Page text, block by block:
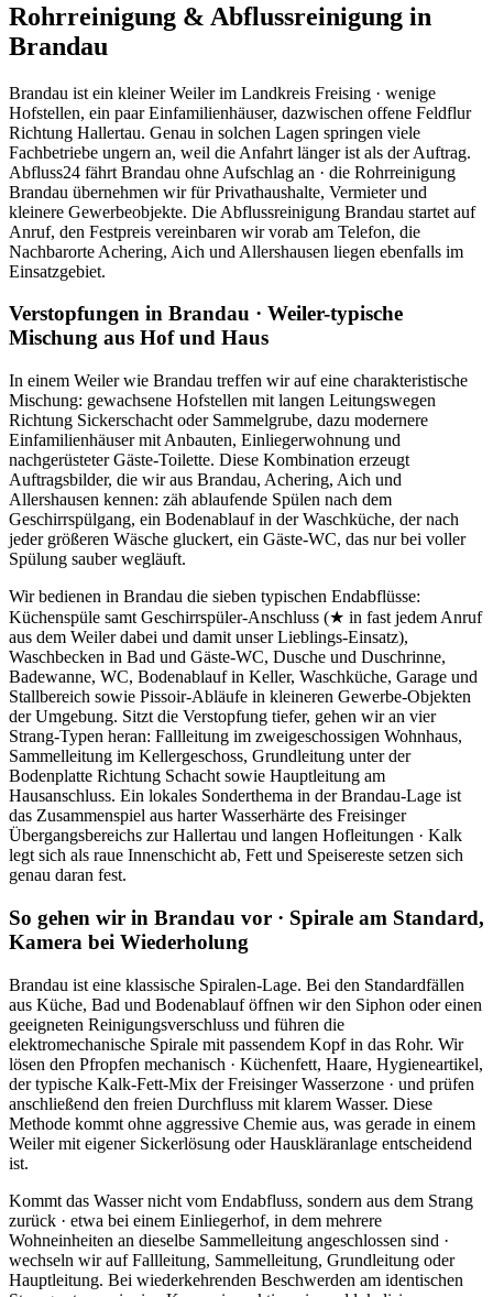
Rohrreinigung & Abflussreinigung in
Brandau
Brandau ist ein kleiner Weiler im Landkreis Freising · wenige
Hofstellen, ein paar Einfamilienhäuser, dazwischen offene Feldflur
Richtung Hallertau. Genau in solchen Lagen springen viele
Fachbetriebe ungern an, weil die Anfahrt länger ist als der Auftrag.
Abfluss24 fährt Brandau ohne Aufschlag an · die Rohrreinigung
Brandau übernehmen wir für Privathaushalte, Vermieter und
kleinere Gewerbeobjekte. Die Abflussreinigung Brandau startet auf
Anruf, den Festpreis vereinbaren wir vorab am Telefon, die
Nachbarorte Achering, Aich und Allershausen liegen ebenfalls im
Einsatzgebiet.
Verstopfungen in Brandau · Weiler-typische
Mischung aus Hof und Haus
In einem Weiler wie Brandau treffen wir auf eine charakteristische
Mischung: gewachsene Hofstellen mit langen Leitungswegen
Richtung Sickerschacht oder Sammelgrube, dazu modernere
Einfamilienhäuser mit Anbauten, Einliegerwohnung und
nachgerüsteter Gäste-Toilette. Diese Kombination erzeugt
Auftragsbilder, die wir aus Brandau, Achering, Aich und
Allershausen kennen: zäh ablaufende Spülen nach dem
Geschirrspülgang, ein Bodenablauf in der Waschküche, der nach
jeder größeren Wäsche gluckert, ein Gäste-WC, das nur bei voller
Spülung sauber wegläuft.
Wir bedienen in Brandau die sieben typischen Endabflüsse:
Küchenspüle samt Geschirrspüler-Anschluss (★ in fast jedem Anruf
aus dem Weiler dabei und damit unser Lieblings-Einsatz),
Waschbecken in Bad und Gäste-WC, Dusche und Duschrinne,
Badewanne, WC, Bodenablauf in Keller, Waschküche, Garage und
Stallbereich sowie Pissoir-Abläufe in kleineren Gewerbe-Objekten
der Umgebung. Sitzt die Verstopfung tiefer, gehen wir an vier
Strang-Typen heran: Fallleitung im zweigeschossigen Wohnhaus,
Sammelleitung im Kellergeschoss, Grundleitung unter der
Bodenplatte Richtung Schacht sowie Hauptleitung am
Hausanschluss. Ein lokales Sonderthema in der Brandau-Lage ist
das Zusammenspiel aus harter Wasserhärte des Freisinger
Übergangsbereichs zur Hallertau und langen Hofleitungen · Kalk
legt sich als raue Innenschicht ab, Fett und Speisereste setzen sich
genau daran fest.
So gehen wir in Brandau vor · Spirale am Standard,
Kamera bei Wiederholung
Brandau ist eine klassische Spiralen-Lage. Bei den Standardfällen
aus Küche, Bad und Bodenablauf öffnen wir den Siphon oder einen
geeigneten Reinigungsverschluss und führen die
elektromechanische Spirale mit passendem Kopf in das Rohr. Wir
lösen den Pfropfen mechanisch · Küchenfett, Haare, Hygieneartikel,
der typische Kalk-Fett-Mix der Freisinger Wasserzone · und prüfen
anschließend den freien Durchfluss mit klarem Wasser. Diese
Methode kommt ohne aggressive Chemie aus, was gerade in einem
Weiler mit eigener Sickerlösung oder Hauskläranlage entscheidend
ist.
Kommt das Wasser nicht vom Endabfluss, sondern aus dem Strang
zurück · etwa bei einem Einliegerhof, in dem mehrere
Wohneinheiten an dieselbe Sammelleitung angeschlossen sind ·
wechseln wir auf Fallleitung, Sammelleitung, Grundleitung oder
Hauptleitung. Bei wiederkehrenden Beschwerden am identischen